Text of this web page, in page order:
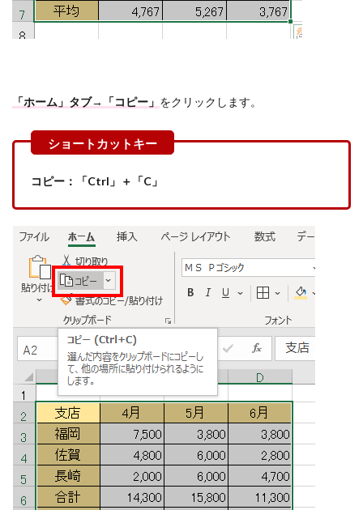
「ホーム」タブ→「コピー」 をクリックします。
コピー：「Ctrl」＋「C」